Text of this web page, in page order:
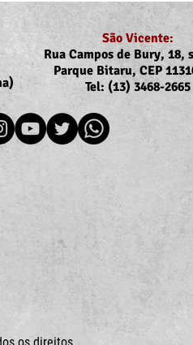
do auxílio-
dos
entra na folha
em
São Vicente:
Rua Campos de Bury, 18,
Parque Bitaru, CEP
Tel: (13) 3468-2665